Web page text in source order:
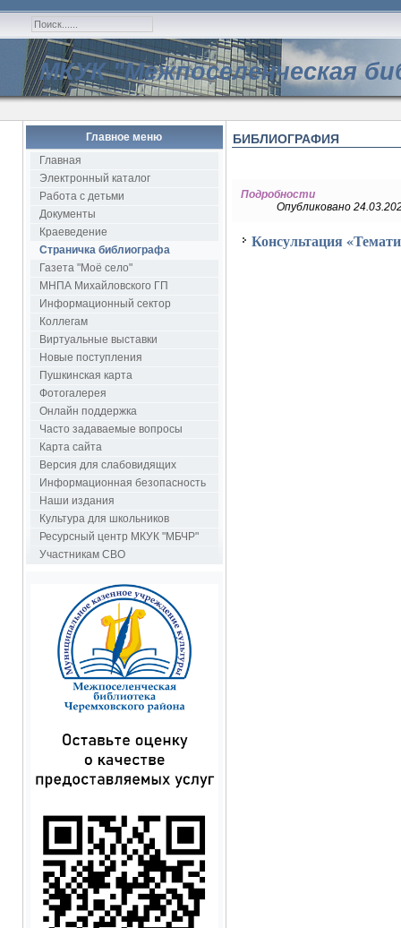
МКУК "Межпоселенческая
Главное меню
Главная
Электронный каталог
Работа с детьми
Документы
Краеведение
Страничка библиографа
Газета "Моё село"
МНПА Михайловского ГП
Информационный сектор
Коллегам
Виртуальные выставки
Новые поступления
Пушкинская карта
Фотогалерея
Онлайн поддержка
Часто задаваемые вопросы
Карта сайта
Версия для слабовидящих
Информационная безопасность
Наши издания
Культура для школьников
Ресурсный центр МКУК "МБЧР"
Участникам СВО
БИБЛИОГРАФИЯ
Подробности
Опубликовано
Консультация